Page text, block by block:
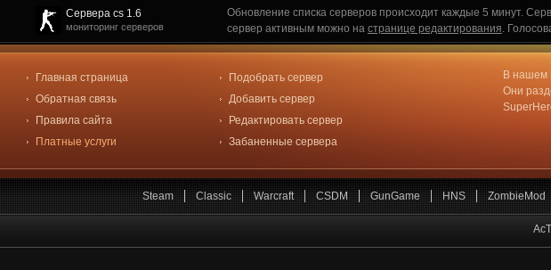
Сервера cs 1.6
мониторинг серверов
Обновление списка серверов происходит каждые 5 минут.
сервер активным можно на странице редактирования.
Главная страница
Обратная связь
Правила сайта
Платные услуги
Подобрать сервер
Добавить сервер
Редактировать сервер
Забаненные сервера
В нашем
Они
Steam Classic Warcraft CSDM GunGame HNS ZombieMod